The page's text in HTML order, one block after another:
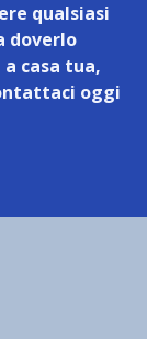
qualsiasi
doverlo
casa tua,
oggi